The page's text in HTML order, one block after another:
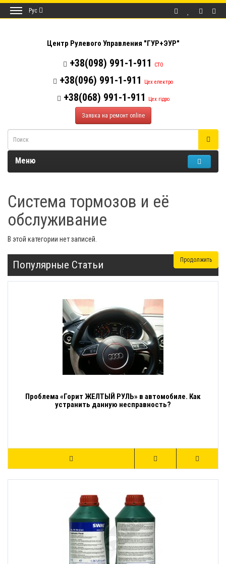
Рус
Центр Рулевого Управления "ГУР+ЭУР"
+38(098) 991-1-911 СТО
+38(096) 991-1-911 Цех електро
+38(068) 991-1-911 Цех гідро
Заявка на ремонт online
Меню
Система тормозов и её
обслуживание
В этой категории нет записей.
Продолжить
Популярные Статьи
Проблема «Горит ЖЕЛТЫЙ РУЛЬ» в автомобиле. Как
устранить данную несправность?